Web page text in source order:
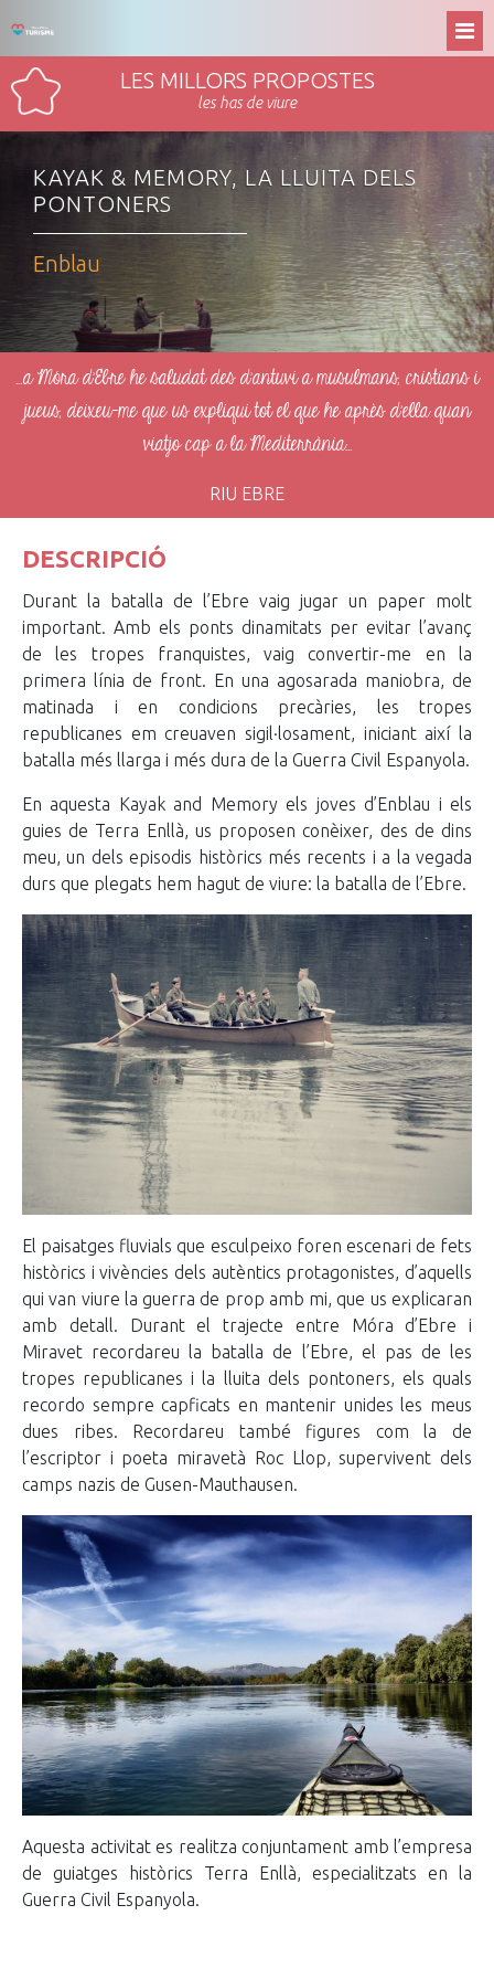
LES MILLORS PROPOSTES
les has de viure
KAYAK & MEMORY, LA LLUITA DELS
PONTONERS
Enblau
...a Móra d’Ebre he saludat des d’antuvi a musulmans, cristians i
jueus, deixeu-me que us expliqui tot el que he après d’ella quan
viatjo cap a la Mediterrània...
RIU EBRE
DESCRIPCIÓ
Durant la batalla de l’Ebre vaig jugar un paper molt
important. Amb els ponts dinamitats per evitar l’avanç
de les tropes franquistes, vaig convertir-me en la
primera línia de front. En una agosarada maniobra, de
matinada i en condicions precàries, les tropes
republicanes em creuaven sigil·losament, iniciant així la
batalla més llarga i més dura de la Guerra Civil Espanyola.
En aquesta Kayak and Memory els joves d’Enblau i els
guies de Terra Enllà, us proposen conèixer, des de dins
meu, un dels episodis històrics més recents i a la vegada
durs que plegats hem hagut de viure: la batalla de l’Ebre.
El paisatges fluvials que esculpeixo foren escenari de fets
històrics i vivències dels autèntics protagonistes, d’aquells
qui van viure la guerra de prop amb mi, que us explicaran
amb detall. Durant el trajecte entre Móra d’Ebre i
Miravet recordareu la batalla de l’Ebre, el pas de les
tropes republicanes i la lluita dels pontoners, els quals
recordo sempre capficats en mantenir unides les meus
dues ribes. Recordareu també figures com la de
l’escriptor i poeta miravetà Roc Llop, supervivent dels
camps nazis de Gusen-Mauthausen.
Aquesta activitat es realitza conjuntament amb l’empresa
de guiatges històrics Terra Enllà, especialitzats en la
Guerra Civil Espanyola.